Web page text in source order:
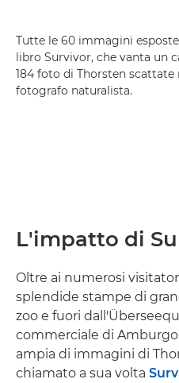
Tutte le 60 immagini
libro Survivor, che vanta un
184 foto di Thorsten scattate
fotografo naturalista.
L'impatto di
Oltre ai numerosi
splendide stampe di
zoo e fuori
commerciale di
ampia di immagini di
chiamato a sua volta